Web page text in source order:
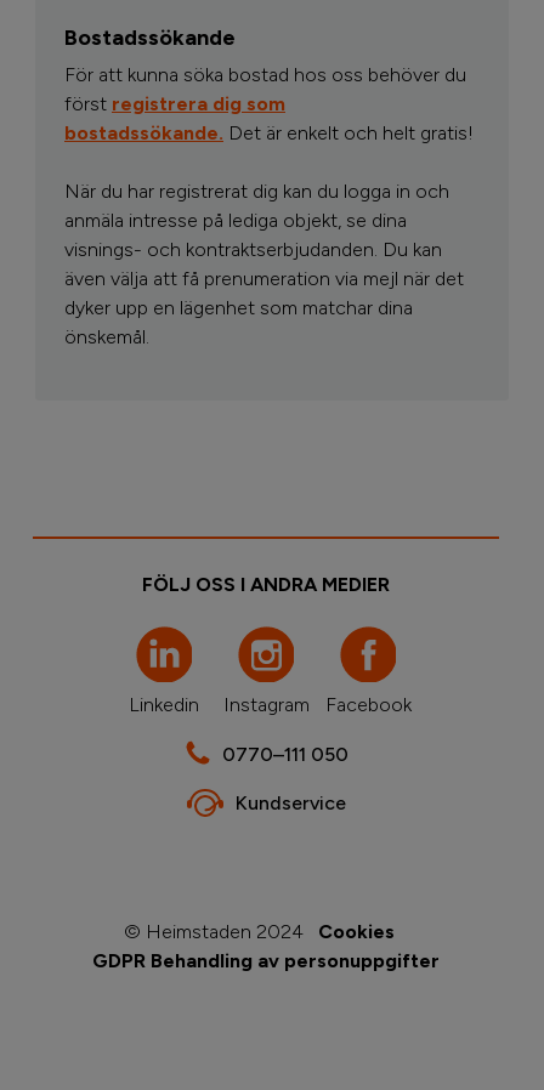
Bostadssökande
För att kunna söka bostad hos oss behöver du
först registrera dig som
bostadssökande. Det är enkelt och helt gratis!
När du har registrerat dig kan du logga in och
anmäla intresse på lediga objekt, se dina
visnings- och kontraktserbjudanden. Du kan
även välja att få prenumeration via mejl när det
dyker upp en lägenhet som matchar dina
önskemål.
FÖLJ OSS I ANDRA MEDIER
Linkedin Instagram Facebook
0770–111 050
Kundservice
© Heimstaden 2024
Cookies
GDPR Behandling av personuppgifter